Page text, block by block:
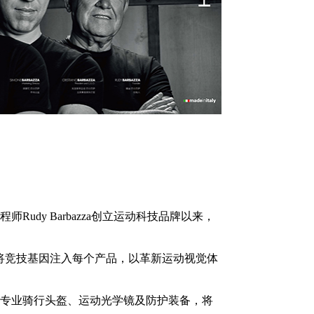
师Rudy Barbazza创立运动科技品牌以来，
竞技基因注入每个产品，以革新运动视觉体
业骑行头盔、运动光学镜及防护装备，将